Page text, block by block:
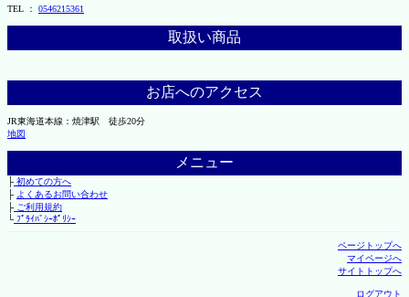
TEL ： 0546215361
取扱い商品
お店へのアクセス
JR東海道本線：焼津駅 徒歩20分
地図
メニュー
├初めての方へ
├ よくあるお問い合わせ
├ご利用規約
└ﾌﾟﾗｲﾊﾞｼｰﾎﾟﾘｼｰ
ページトップへ
マイページへ
サイトトップへ
ログアウト